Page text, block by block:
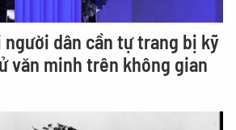
dân cần tự trang bị kỹ
văn minh trên không gian